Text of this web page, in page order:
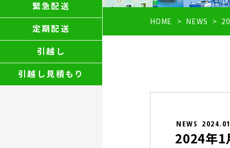
緊急配送
定期配送
引越し
引越し見積もり
HOME NEWS
NEWS
2024年1